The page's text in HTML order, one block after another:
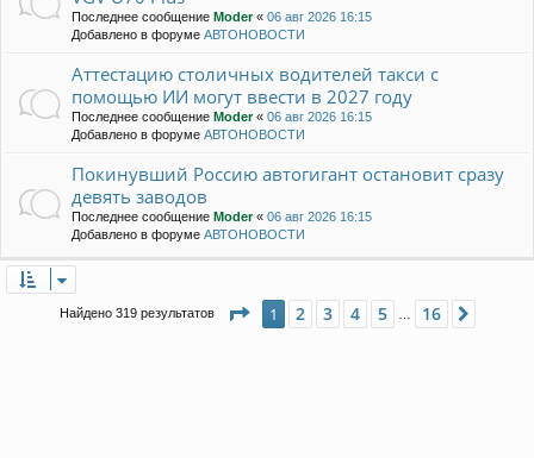
Последнее сообщение Moder« 06 авг 2026 16:15
Добавлено в форуме АВТОНОВОСТИ
Аттестацию столичных водителей такси с
помощью ИИ могут ввести в 2027 году
Последнее сообщение Moder« 06 авг 2026 16:15
Добавлено в форуме АВТОНОВОСТИ
Покинувший Россию автогигант остановит сразу
девять заводов
Последнее сообщение Moder« 06 авг 2026 16:15
Добавлено в форуме АВТОНОВОСТИ
Найдено 319 результатов Страница из 16
1 2 3 4 5 16